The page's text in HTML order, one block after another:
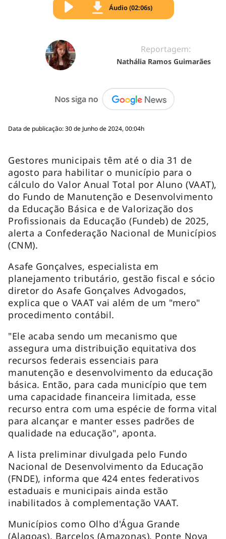
Áudio (02:06s)
Reportagem:
Nathália Ramos Guimarães
Data de publicação: 30 de Junho de 2024, 00:04h
Gestores municipais têm até o dia 31 de
agosto para habilitar o município para o
cálculo do Valor Anual Total por Aluno (VAAT),
do Fundo de Manutenção e Desenvolvimento
da Educação Básica e de Valorização dos
Profissionais da Educação (Fundeb) de 2025,
alerta a Confederação Nacional de Municípios
(CNM).
Asafe Gonçalves, especialista em
planejamento tributário, gestão fiscal e sócio
diretor do Asafe Gonçalves Advogados,
explica que o VAAT vai além de um "mero"
procedimento contábil.
"Ele acaba sendo um mecanismo que
assegura uma distribuição equitativa dos
recursos federais essenciais para
manutenção e desenvolvimento da educação
básica. Então, para cada município que tem
uma capacidade financeira limitada, esse
recurso entra com uma espécie de forma vital
para alcançar e manter esses padrões de
qualidade na educação", aponta.
A lista preliminar divulgada pelo Fundo
Nacional de Desenvolvimento da Educação
(FNDE), informa que 424 entes federativos
estaduais e municipais ainda estão
inabilitados à complementação VAAT.
Municípios como Olho d'Água Grande
(Alagoas), Barcelos (Amazonas), Ponte Nova